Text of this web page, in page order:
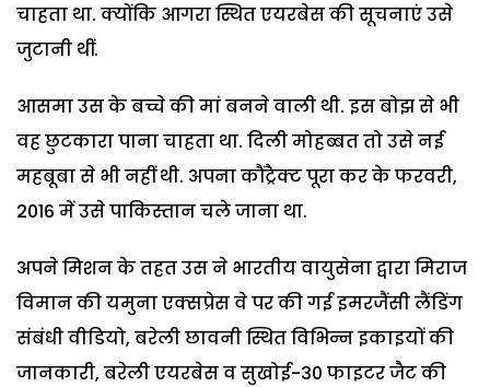
चाहता था. क्योंकि आगरा स्थित एयरबेस की सूचनाएं उसे
जुटानी थीं.
आसमा उस के बच्चे की मां बनने वाली थी. इस बोझ से भी
वह छुटकारा पाना चाहता था. दिली मोहब्बत तो उसे नई
महबूबा से भी नहीं थी. अपना कौंट्रैक्ट पूरा कर के फरवरी,
2016 में उसे पाकिस्तान चले जाना था.
अपने मिशन के तहत उस ने भारतीय वायुसेना द्वारा मिराज
विमान की यमुना एक्सप्रेस वे पर की गई इमरजैंसी लैंडिंग
संबंधी वीडियो, बरेली छावनी स्थित विभिन्न इकाइयों की
जानकारी, बरेली एयरबेस व सुखोई-30 फाइटर जैट की